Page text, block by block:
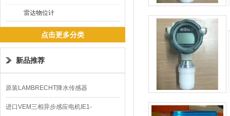
雷达物位计
点击更多分类
新品推荐
原装LAMBRECHT降水传感器
00.14575.20气象仪
进口VEM三相异步感应电机IE1-